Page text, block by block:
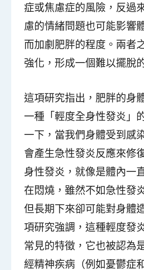
症或焦慮症的風險，反過
慮的情緒問題也可能影響
而加劇肥胖的程度。兩者
強化，形成一個難以擺脫
這項研究指出，肥胖的身
一種「輕度全身性發炎」
一下，當我們身體受到感
會產生急性發炎反應來修
身性發炎，就像是體內一
在悶燒，雖然不如急性發
但長期下來卻可能對身體
項研究強調，這種輕度發
常見的特徵，它也被認為
經精神疾病（例如憂鬱症